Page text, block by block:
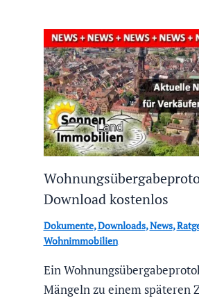
Download kostenlos
Dokumente,Downloads,News,
Wohnimmobilien
Ein
Mängeln zu einem späteren